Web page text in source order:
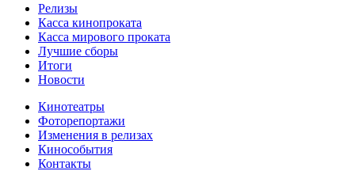
Релизы
Касса кинопроката
Касса мирового проката
Лучшие сборы
Итоги
Новости
Кинотеатры
Фоторепортажи
Изменения в релизах
Кинособытия
Контакты